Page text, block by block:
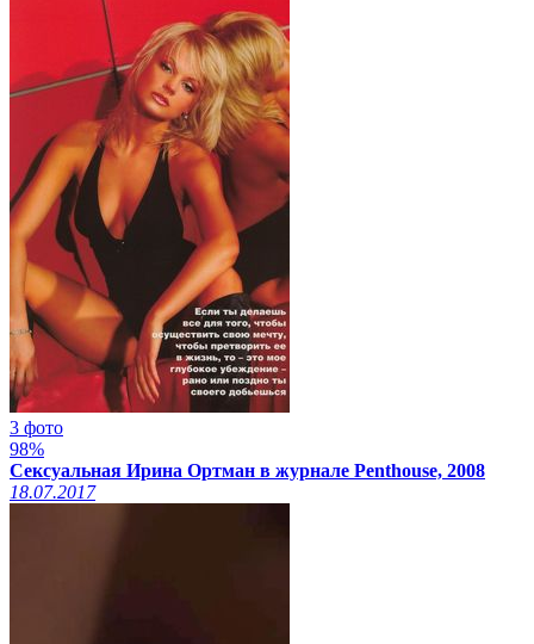
3 фото
98%
Сексуальная Ирина Ортман в журнале Penthouse, 2008
18.07.2017